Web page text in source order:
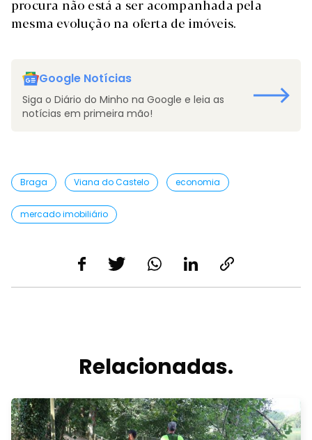
procura não está a ser acompanhada pela
mesma evolução na oferta de imóveis.
Google Notícias
Siga o Diário do Minho na Google e leia as
notícias em primeira mão!
Braga Viana do Castelo economia
mercado imobiliário
Relacionadas.